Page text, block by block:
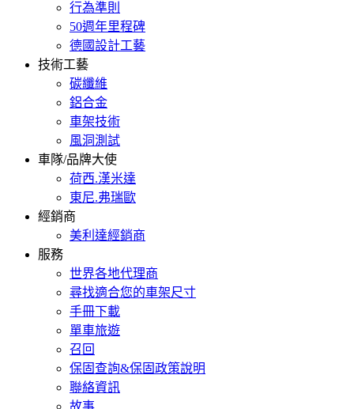
行為準則
50週年里程碑
德國設計工藝
技術工藝
碳纖維
鋁合金
車架技術
風洞測試
車隊/品牌大使
荷西.漢米達
東尼.弗瑞歐
經銷商
美利達經銷商
服務
世界各地代理商
尋找適合您的車架尺寸
手冊下載
單車旅遊
召回
保固查詢&保固政策說明
聯絡資訊
故事